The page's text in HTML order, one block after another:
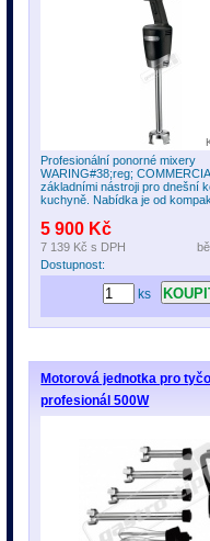
Profesionální ponorné mixery
WARING#38;reg;
základními nástroji pro dnešní
kuchyně. Nabídka je od
5 900 Kč
7 139 Kč s DPH
Dostupnost:
ks
Motorová jednotka pro
profesionál 500W